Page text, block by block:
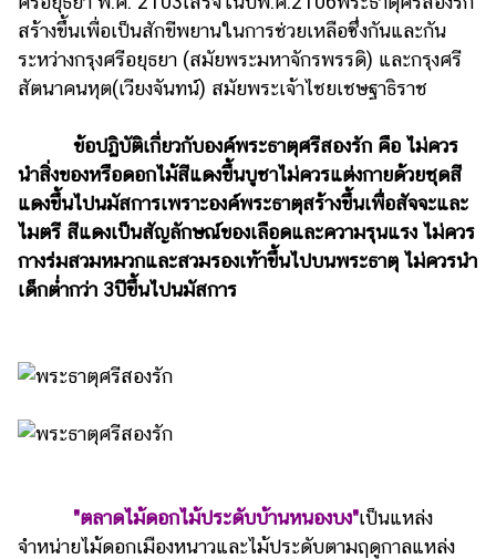
ราคา
ทอง
ราคา
วา
ไร
ตี้
แต่งงาน
เลี้ยง
บริการ
สร้างขึ้นเพื่อเป็นสักขีพยานในการช่วยเหลือซึ่งกันและกัน
ระหว่างกรุงศรีอยุธยา (สมัยพระมหาจักรพรรดิ) และกรุงศรี
สัตนาคนหุต(เวียงจันทน์) สมัยพระเจ้าไชยเชษฐาธิราช
ข้อปฏิบัติเกี่ยวกับองค์พระธาตุศรีสองรัก คือ ไม่ควร
นำสิ่งของหรือดอกไม้สีแดงขึ้นบูชาไม่ควรแต่งกายด้วยชุดสี
แดงขึ้นไปนมัสการเพราะองค์พระธาตุสร้างขึ้นเพื่อสัจจะและ
ไมตรี สีแดงเป็นสัญลักษณ์ของเลือดและความรุนแรง ไม่ควร
กางร่มสวมหมวกและสวมรองเท้าขึ้นไปบนพระธาตุ ไม่ควรนำ
เด็กต่ำกว่า 3ปีขึ้นไปนมัสการ
"ตลาดไม้ดอกไม้ประดับบ้านหนองบง"เป็นแหล่ง
จำหน่ายไม้ดอกเมืองหนาวและไม้ประดับตามฤดูกาลแหล่ง